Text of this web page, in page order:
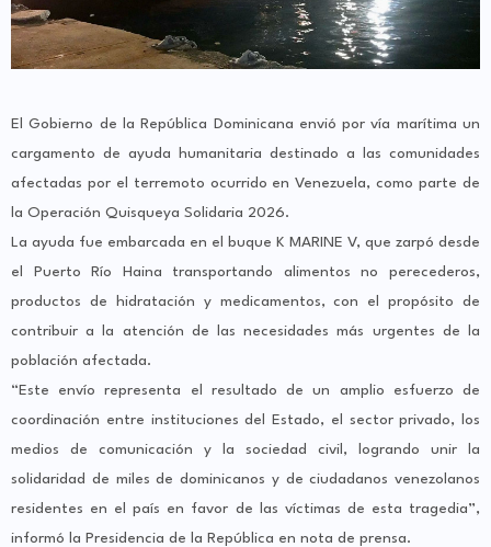
El Gobierno de la República Dominicana envió por vía marítima un
cargamento de ayuda humanitaria destinado a las comunidades
afectadas por el terremoto ocurrido en Venezuela, como parte de
la Operación Quisqueya Solidaria 2026.
La ayuda fue embarcada en el buque K MARINE V, que zarpó desde
el Puerto Río Haina transportando alimentos no perecederos,
productos de hidratación y medicamentos, con el propósito de
contribuir a la atención de las necesidades más urgentes de la
población afectada.
“Este envío representa el resultado de un amplio esfuerzo de
coordinación entre instituciones del Estado, el sector privado, los
medios de comunicación y la sociedad civil, logrando unir la
solidaridad de miles de dominicanos y de ciudadanos venezolanos
residentes en el país en favor de las víctimas de esta tragedia”,
informó la Presidencia de la República en nota de prensa.